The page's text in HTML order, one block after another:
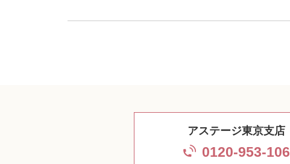
アステージ東京支店
0120-953-106